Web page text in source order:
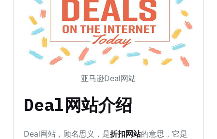
亚马逊Deal网站
Deal网站介绍
Deal网站，顾名思义，是折扣网站的意思，它是